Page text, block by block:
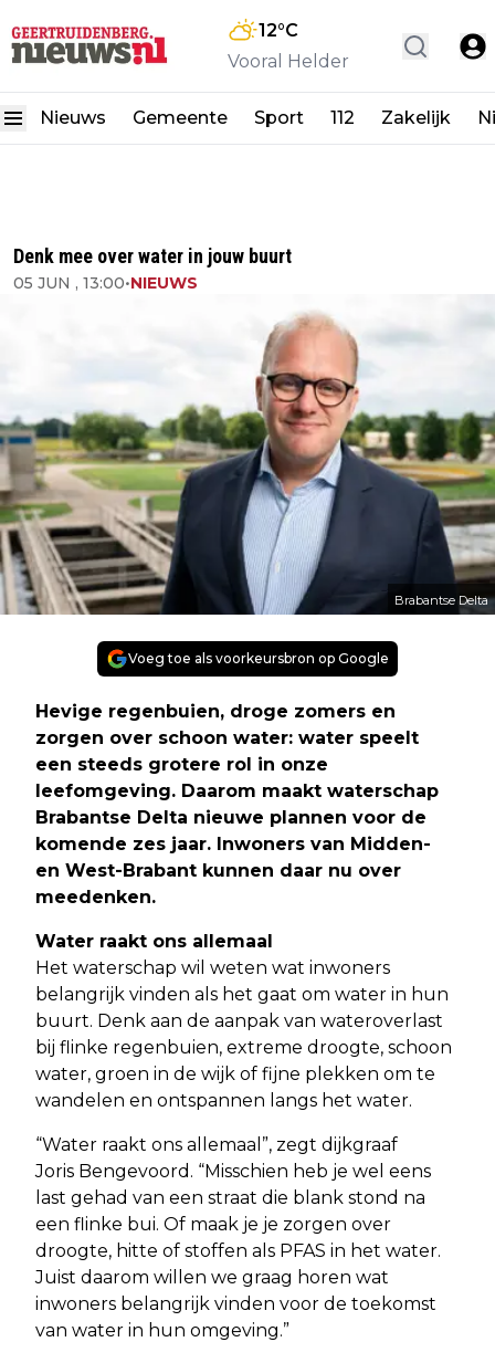
12°C
Vooral Helder
Nieuws Gemeente Sport 112 Zakelijk
Denk mee over water in jouw buurt
05 JUN , 13:00•NIEUWS
Brabantse Delta
Voeg toe als voorkeursbron op Google
Hevige regenbuien, droge zomers en
zorgen over schoon water: water speelt
een steeds grotere rol in onze
leefomgeving. Daarom maakt waterschap
Brabantse Delta nieuwe plannen voor de
komende zes jaar. Inwoners van Midden-
en West-Brabant kunnen daar nu over
meedenken.
Water raakt ons allemaal
Het waterschap wil weten wat inwoners
belangrijk vinden als het gaat om water in hun
buurt. Denk aan de aanpak van wateroverlast
bij flinke regenbuien, extreme droogte, schoon
water, groen in de wijk of fijne plekken om te
wandelen en ontspannen langs het water.
“Water raakt ons allemaal”, zegt dijkgraaf
Joris Bengevoord. “Misschien heb je wel eens
last gehad van een straat die blank stond na
een flinke bui. Of maak je je zorgen over
droogte, hitte of stoffen als PFAS in het water.
Juist daarom willen we graag horen wat
inwoners belangrijk vinden voor de toekomst
van water in hun omgeving.”